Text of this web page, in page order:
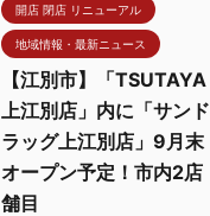
開店 閉店 リニューアル
地域情報・最新ニュース
【江別市】「TSUTAYA
上江別店」内に「サンド
ラッグ上江別店」9月末
オープン予定！市内2店
舗目